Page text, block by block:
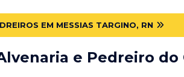
EM MESSIAS TARGINO, RN
e Pedreiro do